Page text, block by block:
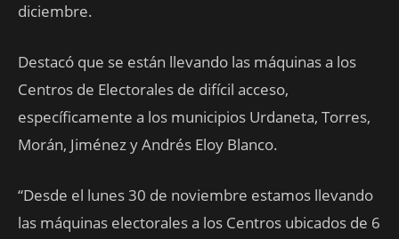
diciembre.
Destacó que se están llevando las máquinas a los
Centros de Electorales de difícil acceso,
específicamente a los municipios Urdaneta, Torres,
Morán, Jiménez y Andrés Eloy Blanco.
“Desde el lunes 30 de noviembre estamos llevando
las máquinas electorales a los Centros ubicados de 6